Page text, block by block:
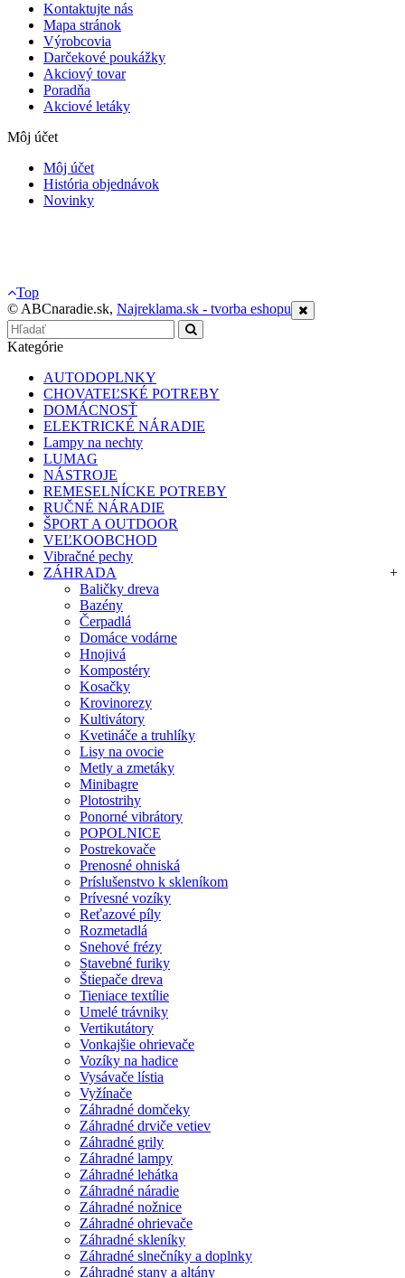
Kontaktujte nás
Mapa stránok
Výrobcovia
Darčekové poukážky
Akciový tovar
Poradňa
Akciové letáky
Môj účet
Môj účet
História objednávok
Novinky
Top
© ABCnaradie.sk, Najreklama.sk - tvorba eshopu
Kategórie
AUTODOPLNKY
CHOVATEĽSKÉ POTREBY
DOMÁCNOSŤ
ELEKTRICKÉ NÁRADIE
Lampy na nechty
LUMAG
NÁSTROJE
REMESELNÍCKE POTREBY
RUČNÉ NÁRADIE
ŠPORT A OUTDOOR
VEĽKOOBCHOD
Vibračné pechy
ZÁHRADA
+
Baličky dreva
Bazény
Čerpadlá
Domáce vodárne
Hnojivá
Kompostéry
Kosačky
Krovinorezy
Kultivátory
Kvetináče a truhlíky
Lisy na ovocie
Metly a zmetáky
Minibagre
Plotostrihy
Ponorné vibrátory
POPOLNICE
Postrekovače
Prenosné ohniská
Príslušenstvo k skleníkom
Prívesné vozíky
Reťazové píly
Rozmetadlá
Snehové frézy
Stavebné furiky
Štiepače dreva
Tieniace textílie
Umelé trávniky
Vertikutátory
Vonkajšie ohrievače
Vozíky na hadice
Vysávače lístia
Vyžínače
Záhradné domčeky
Záhradné drviče vetiev
Záhradné grily
Záhradné lampy
Záhradné lehátka
Záhradné náradie
Záhradné nožnice
Záhradné ohrievače
Záhradné skleníky
Záhradné slnečníky a doplnky
Záhradné stany a altány